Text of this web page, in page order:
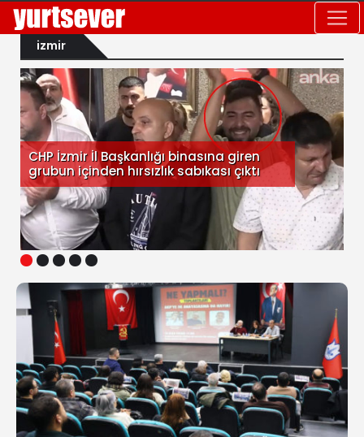
izmir
1 2 3 4 5
CHP İzmir İl Başkanlığı binasına giren
grubun içinden hırsızlık sabıkası çıktı